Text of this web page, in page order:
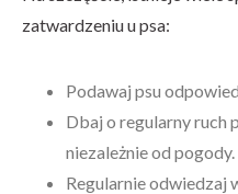
zatwardzeniu u psa:
Podawaj psu
Dbaj o regularny ruch
niezależnie od pogody.
Regularnie odwiedzaj